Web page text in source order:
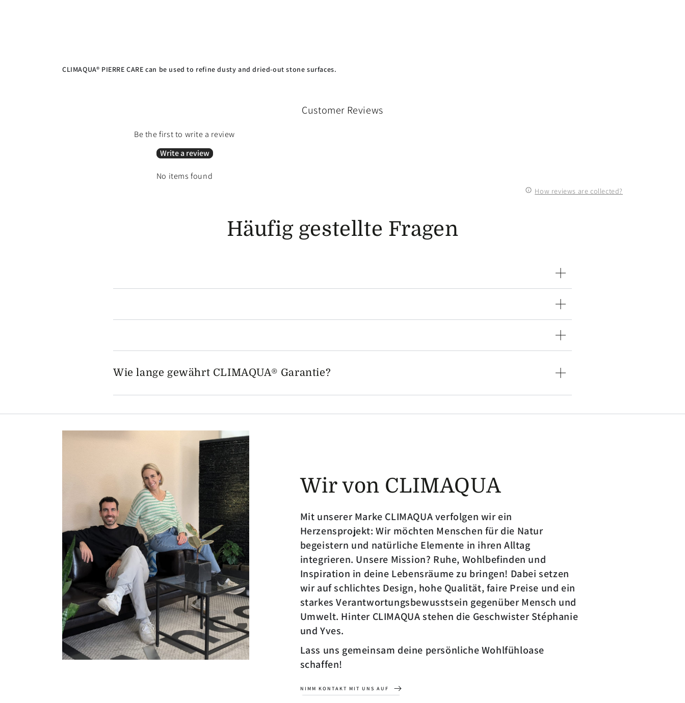
CLIMAQUA® PIERRE CARE can be used to refine dusty and dried-out stone surfaces.
Customer Reviews
Be the first to write a review
Write a review
No items found
How reviews are collected?
Häufig gestellte Fragen
Wie lange gewährt CLIMAQUA® Garantie?
Wir von CLIMAQUA
Mit unserer Marke CLIMAQUA verfolgen wir ein
Herzensprojekt: Wir möchten Menschen für die Natur
begeistern und natürliche Elemente in ihren Alltag
integrieren. Unsere Mission? Ruhe, Wohlbefinden und
Inspiration in deine Lebensräume zu bringen! Dabei setzen
wir auf schlichtes Design, hohe Qualität, faire Preise und ein
starkes Verantwortungsbewusstsein gegenüber Mensch und
Umwelt. Hinter CLIMAQUA stehen die Geschwister Stéphanie
und Yves.
Lass uns gemeinsam deine persönliche Wohlfühloase
schaffen!
NIMM KONTAKT MIT UNS AUF